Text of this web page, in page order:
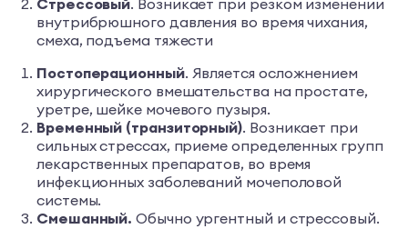
Стрессовый. Возникает при резком изменении
внутрибрюшного давления во время чихания,
смеха, подъема тяжести
Постоперационный. Является осложнением
хирургического вмешательства на простате,
уретре, шейке мочевого пузыря.
Временный (транзиторный). Возникает при
сильных стрессах, приеме определенных групп
лекарственных препаратов, во время
инфекционных заболеваний мочеполовой
системы.
Смешанный.Обычно ургентный и стрессовый.